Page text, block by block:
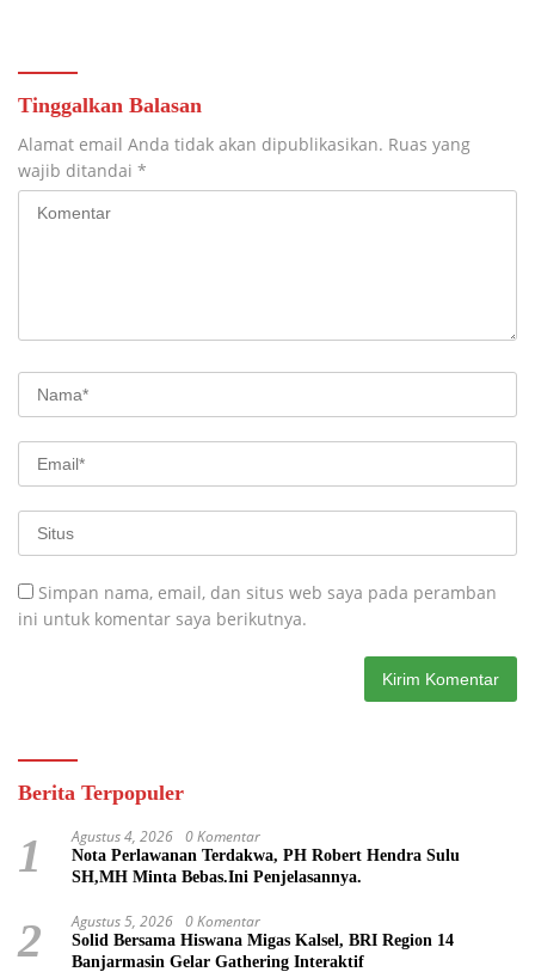
Tinggalkan Balasan
Alamat email Anda tidak akan dipublikasikan. Ruas yang
wajib ditandai *
Simpan nama, email, dan situs web saya pada peramban
ini untuk komentar saya berikutnya.
Berita Terpopuler
1 Agustus 4, 2026 0 Komentar
Nota Perlawanan Terdakwa, PH Robert Hendra Sulu
SH,MH Minta Bebas.Ini Penjelasannya.
2 Agustus 5, 2026 0 Komentar
Solid Bersama Hiswana Migas Kalsel, BRI Region 14
Banjarmasin Gelar Gathering Interaktif